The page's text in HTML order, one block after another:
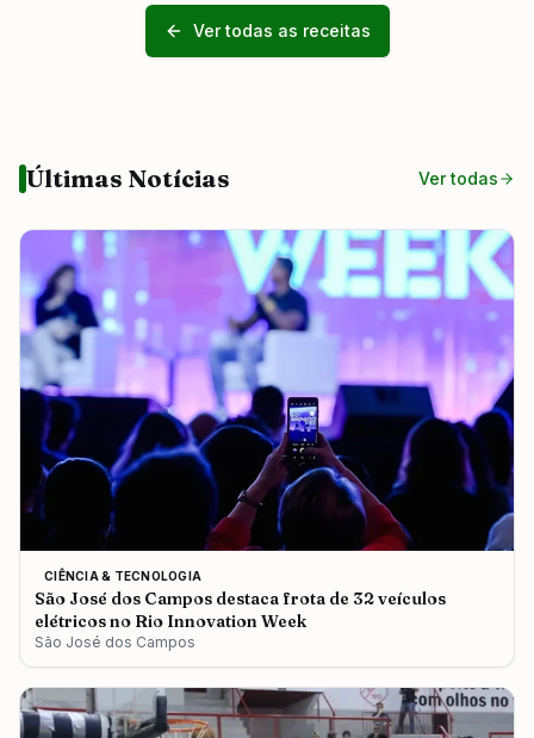
Ver todas as receitas
Últimas Notícias Ver todas
CIÊNCIA & TECNOLOGIA
São José dos Campos destaca frota de 32 veículos
elétricos no Rio Innovation Week
São José dos Campos